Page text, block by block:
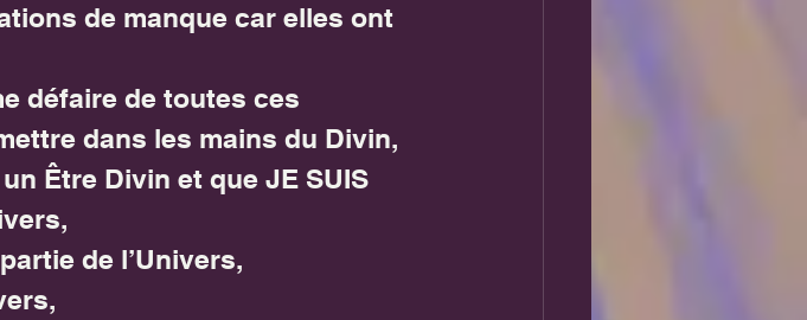
de manque car elles ont
défaire de toutes ces
dans les mains du Divin,
Être Divin et que JE SUIS
de l’Univers,